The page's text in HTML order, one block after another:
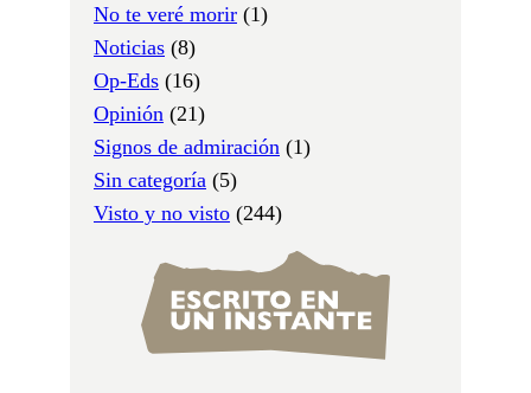
No te veré morir (1)
Noticias (8)
Op-Eds (16)
Opinión (21)
Signos de admiración (1)
Sin categoría (5)
Visto y no visto (244)